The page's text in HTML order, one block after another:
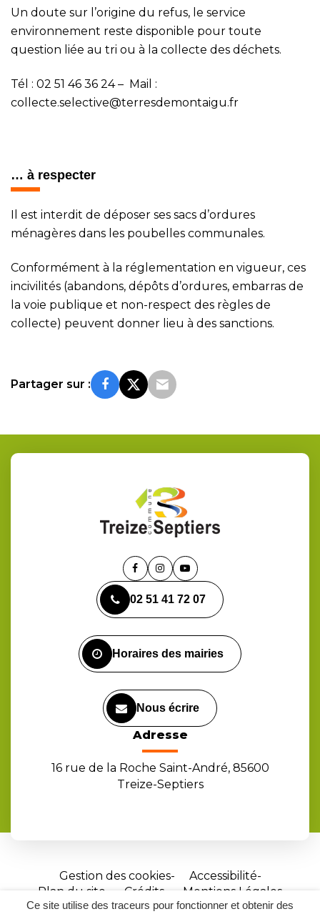
Ce site utilise des traceurs pour fonctionner et obtenir des
Un doute sur l’origine du refus, l e service
environnement reste disponible pour toute
question liée au tri ou à la collecte des déchets.
Tél : 02 51 46 36 24 – Mail :
collecte.selective@terresdemontaigu.fr
… à respecter
Il est interdit de déposer ses sacs d’ordures
ménagères dans les poubelles communales.
Conformément à la réglementation en vigueur, ces
incivilités (abandons, dépôts d’ordures, embarras de
la voie publique et non-respect des règles de
collecte) peuvent donner lieu à des sanctions.
Partager sur :
Lien
le
compte
Lien
le
compte
Lien
la
chaîne
02 51 41 72 07
Horaires des mairies
Nous écrire
Adresse
16 rue de la Roche Saint-André, 85600
Treize-Septiers
Gestion des cookies
Accessibilité
Plan du site
Crédits
Mentions Légales